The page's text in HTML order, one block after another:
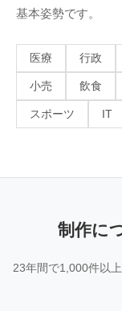
基本姿勢です。
医療 行政
小売 飲食
スポーツ IT
制作に
23年間で1,000件以